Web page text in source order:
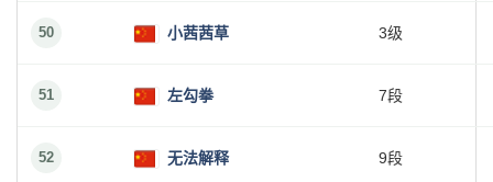
50 小茜茜草 3级
51 左勾拳 7段
52 无法解释 9段